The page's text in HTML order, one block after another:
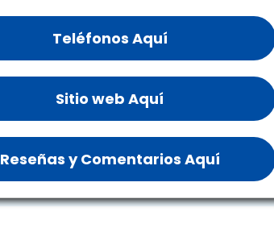
Teléfonos Aquí
Sitio web Aquí
Reseñas y Comentarios Aquí